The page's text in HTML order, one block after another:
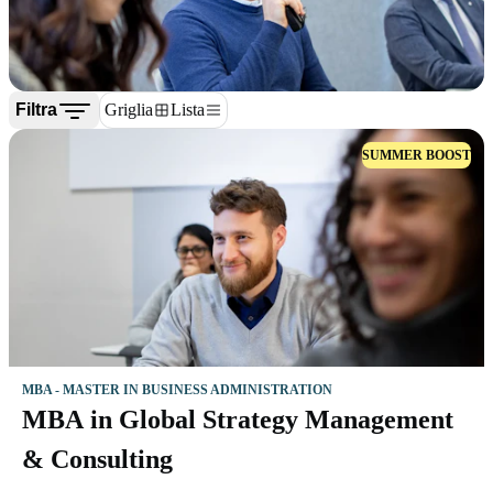
Filtra Griglia Lista
SUMMER BOOST
MBA - MASTER IN BUSINESS ADMINISTRATION
MBA in Global Strategy Management
& Consulting